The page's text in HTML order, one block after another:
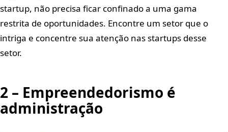
startup, não precisa ficar confinado a uma gama
restrita de oportunidades. Encontre um setor que o
intriga e concentre sua atenção nas startups desse
setor.
2 – Empreendedorismo é
administração